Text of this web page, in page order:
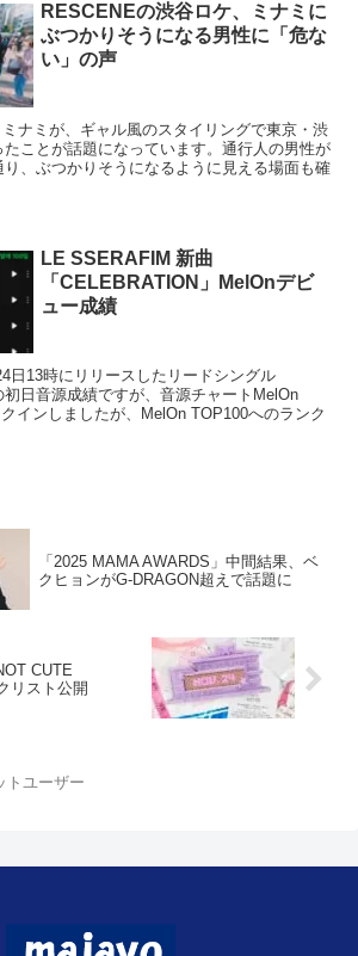
RESCENEの渋谷ロケ、ミナミに
ぶつかりそうになる男性に「危な
い」の声
ナミが、ギャル風のスタイリングで東京・渋
ことが話題になっています。通行人の男性が
り、ぶつかりそうになるように見える場面も確
LE SSERAFIM 新曲
「CELEBRATION」MelOnデビ
ュー成績
日13時にリリースしたリードシングル
初日音源成績ですが、音源チャートMelOn
インしましたが、MelOn TOP100へのランク
「2025 MAMA AWARDS」中間結果、ベ
クヒョンがG-DRAGON超えで話題に
CUTE
リスト公開
トユーザー